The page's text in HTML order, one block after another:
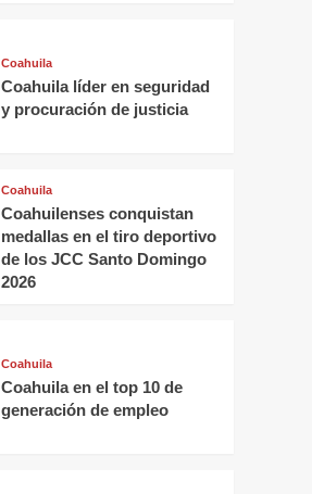
Coahuila
Coahuila líder en seguridad
y procuración de justicia
Coahuila
Coahuilenses conquistan
medallas en el tiro deportivo
de los JCC Santo Domingo
2026
Coahuila
Coahuila en el top 10 de
generación de empleo